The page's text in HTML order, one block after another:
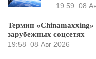
19:59 08
Термин
зарубежных соцсетях
19:58 08 Авг 2026